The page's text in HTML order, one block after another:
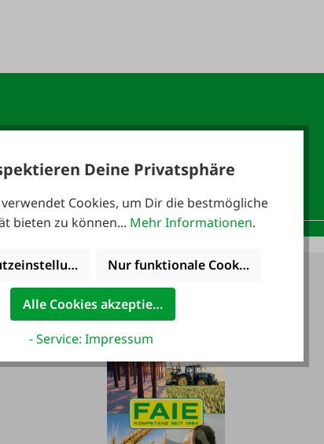
10,-
E-Mail-Adresse*
Kataloge
Deine Privatsphäre
Cookies, um Dir die bestmögliche
bieten zu können... Mehr Informationen.
Nur funktionale Cookies akzeptieren
Alle Cookies akzeptieren
- Service: Impressum